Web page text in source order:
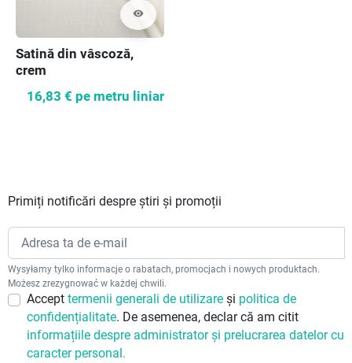
visibility
Satină din vâscoză,
crem
16,83 € pe metru liniar
Primiți notificări despre știri și promoții
Wysyłamy tylko informacje o rabatach, promocjach i nowych produktach.
Możesz zrezygnować w każdej chwili.
Accept termenii generali de utilizare și politica de
confidențialitate. De asemenea, declar că am citit
informațiile despre administrator și prelucrarea datelor cu
caracter personal.